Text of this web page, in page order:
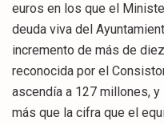
euros en los que el
deuda viva del
incremento de más de
reconocida por el
ascendía a 127 millones,
más que la cifra que el